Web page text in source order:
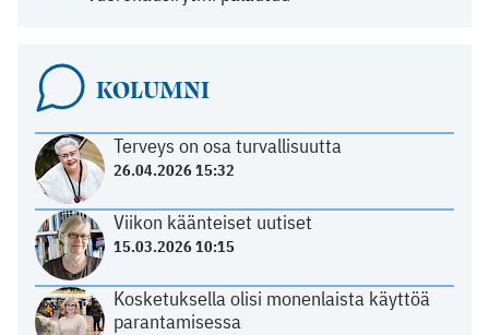
KOLUMNI
Terveys on osa turvallisuutta
26.04.2026 15:32
Viikon käänteiset uutiset
15.03.2026 10:15
Kosketuksella olisi monenlaista käyttöä
parantamisessa